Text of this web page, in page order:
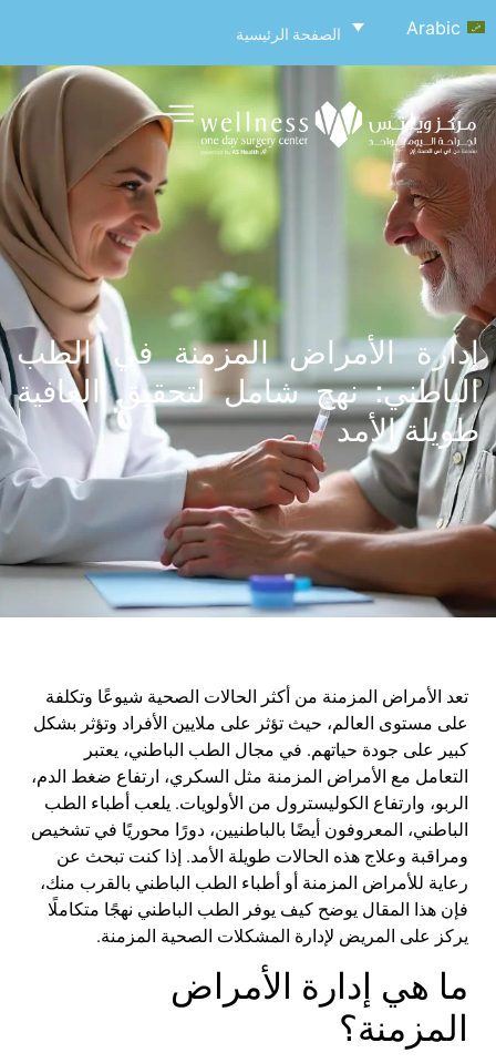
Arabic الصفحة الرئيسية
إدارة الأمراض المزمنة في الطب
الباطني: نهج شامل لتحقيق العافية
طويلة الأمد
تعد الأمراض المزمنة من أكثر الحالات الصحية شيوعًا وتكلفة
على مستوى العالم، حيث تؤثر على ملايين الأفراد وتؤثر بشكل
كبير على جودة حياتهم. في مجال الطب الباطني، يعتبر
التعامل مع الأمراض المزمنة مثل السكري، ارتفاع ضغط الدم،
الربو، وارتفاع الكوليسترول من الأولويات. يلعب أطباء الطب
الباطني، المعروفون أيضًا بالباطنيين، دورًا محوريًا في تشخيص
ومراقبة وعلاج هذه الحالات طويلة الأمد. إذا كنت تبحث عن
رعاية للأمراض المزمنة أو أطباء الطب الباطني بالقرب منك،
فإن هذا المقال يوضح كيف يوفر الطب الباطني نهجًا متكاملًا
يركز على المريض لإدارة المشكلات الصحية المزمنة.
ما هي إدارة الأمراض
المزمنة؟